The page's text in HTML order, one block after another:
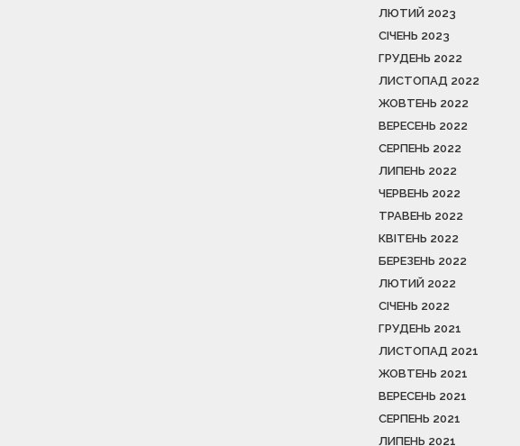
ЛЮТИЙ 2023
СІЧЕНЬ 2023
ГРУДЕНЬ 2022
ЛИСТОПАД 2022
ЖОВТЕНЬ 2022
ВЕРЕСЕНЬ 2022
СЕРПЕНЬ 2022
ЛИПЕНЬ 2022
ЧЕРВЕНЬ 2022
ТРАВЕНЬ 2022
КВІТЕНЬ 2022
БЕРЕЗЕНЬ 2022
ЛЮТИЙ 2022
СІЧЕНЬ 2022
ГРУДЕНЬ 2021
ЛИСТОПАД 2021
ЖОВТЕНЬ 2021
ВЕРЕСЕНЬ 2021
СЕРПЕНЬ 2021
ЛИПЕНЬ 2021